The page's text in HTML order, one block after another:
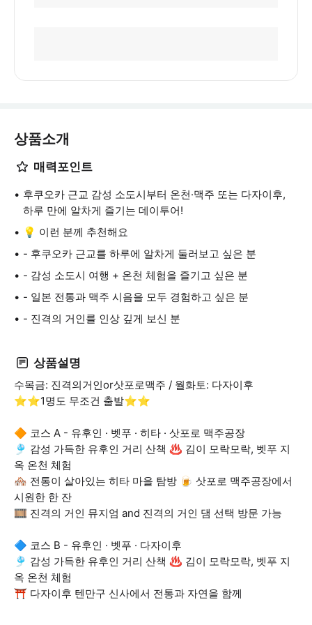
상품소개
매력포인트
후쿠오카 근교 감성 소도시부터 온천·맥주 또는 다자이후,
하루 만에 알차게 즐기는 데이투어!
💡 이런 분께 추천해요
- 후쿠오카 근교를 하루에 알차게 둘러보고 싶은 분
- 감성 소도시 여행 + 온천 체험을 즐기고 싶은 분
- 일본 전통과 맥주 시음을 모두 경험하고 싶은 분
- 진격의 거인를 인상 깊게 보신 분
상품설명
수목금: 진격의거인or삿포로맥주 / 월화토: 다자이후
⭐️⭐️1명도 무조건 출발⭐️⭐️
🔶 코스 A - 유후인 · 벳푸 · 히타 · 삿포로 맥주공장
🎐 감성 가득한 유후인 거리 산책 ♨️ 김이 모락모락, 벳푸 지
옥 온천 체험
🏘️ 전통이 살아있는 히타 마을 탐방 🍺 삿포로 맥주공장에서
시원한 한 잔
🎞️ 진격의 거인 뮤지엄 and 진격의 거인 댐 선택 방문 가능
🔷 코스 B - 유후인 · 벳푸 · 다자이후
🎐 감성 가득한 유후인 거리 산책 ♨️ 김이 모락모락, 벳푸 지
옥 온천 체험
⛩️ 다자이후 텐만구 신사에서 전통과 자연을 함께